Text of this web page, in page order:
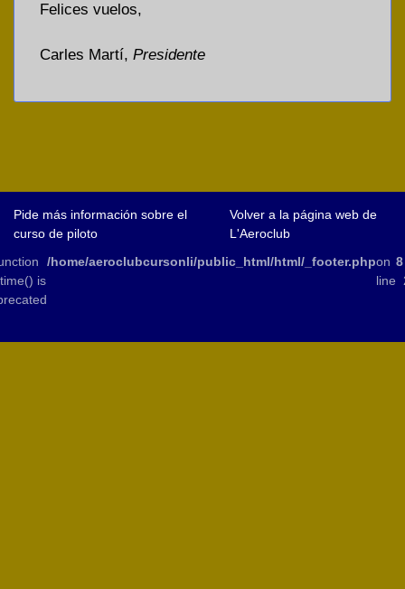
Felices vuelos,
Carles Martí, Presidente
is
/home/aeroclubcursonli/public_html/html/_footer.phpon
line
8
Pide más información sobre el
curso de piloto
Volver a la página web de
L'Aeroclub